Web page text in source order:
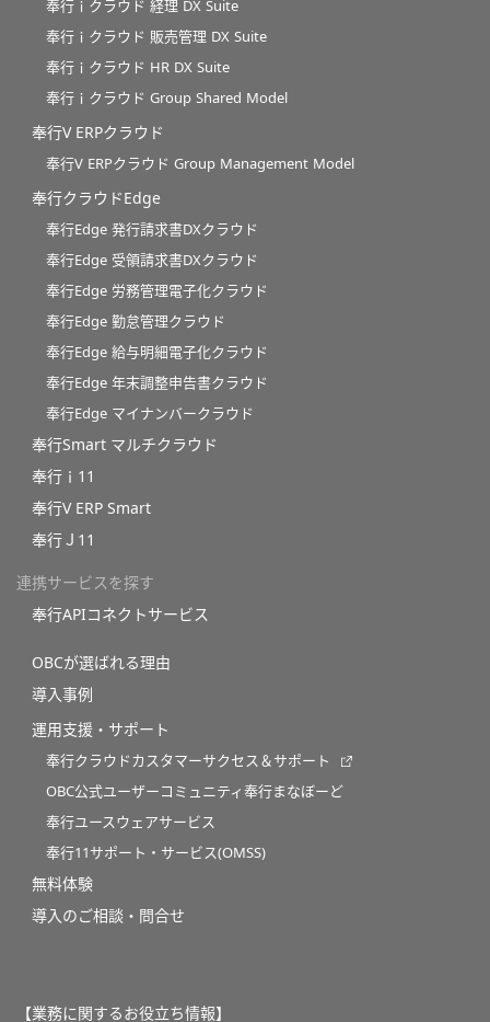
奉行ｉクラウド 経理 DX Suite
奉行ｉクラウド 販売管理 DX Suite
奉行ｉクラウド HR DX Suite
奉行ｉクラウド Group Shared Model
奉行V ERPクラウド
奉行V ERPクラウド Group Management Model
奉行クラウドEdge
奉行Edge 発行請求書DXクラウド
奉行Edge 受領請求書DXクラウド
奉行Edge 労務管理電子化クラウド
奉行Edge 勤怠管理クラウド
奉行Edge 給与明細電子化クラウド
奉行Edge 年末調整申告書クラウド
奉行Edge マイナンバークラウド
奉行Smart マルチクラウド
奉行ｉ11
奉行V ERP Smart
奉行Ｊ11
連携サービスを探す
奉行APIコネクトサービス
OBCが選ばれる理由
導入事例
運用支援・サポート
奉行クラウドカスタマーサクセス＆サポート
OBC公式ユーザーコミュニティ奉行まなぼーど
奉行ユースウェアサービス
奉行11サポート・サービス(OMSS)
無料体験
導入のご相談・問合せ
【業務に関するお役立ち情報】